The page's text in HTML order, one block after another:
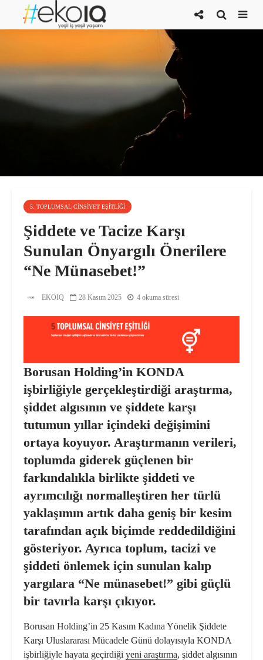
5. TOPLUMSAL CINSIYET EŞITLIĞI
Şiddete ve Tacize Karşı
Sunulan Önyargılı Önerilere
“Ne Münasebet!”
EKOIQ 28 Kasım 2025 4 okuma süresi
Borusan Holding’in KONDA
işbirliğiyle gerçekleştirdiği araştırma,
şiddet algısının ve şiddete karşı
tutumun yıllar içindeki değişimini
ortaya koyuyor. Araştırmanın verileri,
toplumda giderek güçlenen bir
farkındalıkla birlikte şiddeti ve
ayrımcılığı normalleştiren her türlü
yaklaşımın artık daha geniş bir kesim
tarafından açık biçimde reddedildiğini
gösteriyor. Ayrıca toplum, tacizi ve
şiddeti önlemek için sunulan kalıp
yargılara “Ne münasebet!” gibi güçlü
bir tavırla karşı çıkıyor.
Borusan Holding’in 25 Kasım Kadına Yönelik Şiddete
Karşı Uluslararası Mücadele Günü dolayısıyla KONDA
işbirliğiyle hayata geçirdiği yeni araştırma, şiddet algısının